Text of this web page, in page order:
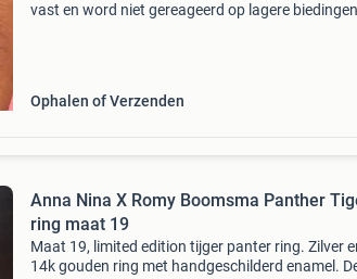
vast en word niet gereageerd op lagere biedingen
Ophalen of Verzenden
Anna Nina X Romy Boomsma Panther
ring maat 19
Maat 19, limited edition tijger panter ring. Zilver
14k gouden ring met handgeschilderd enamel.